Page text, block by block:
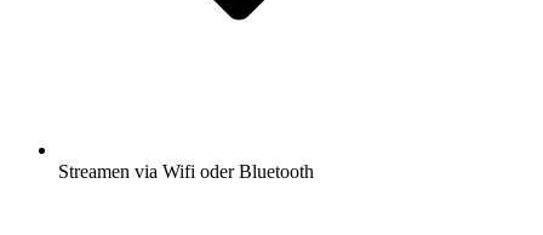
Streamen via Wifi oder Bluetooth